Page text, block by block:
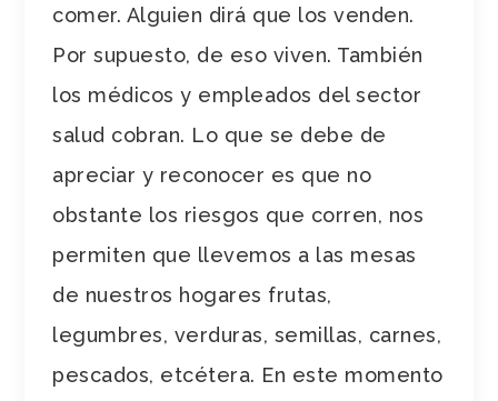
comer. Alguien dirá que los venden.
Por supuesto, de eso viven. También
los médicos y empleados del sector
salud cobran. Lo que se debe de
apreciar y reconocer es que no
obstante los riesgos que corren, nos
permiten que llevemos a las mesas
de nuestros hogares frutas,
legumbres, verduras, semillas, carnes,
pescados, etcétera. En este momento